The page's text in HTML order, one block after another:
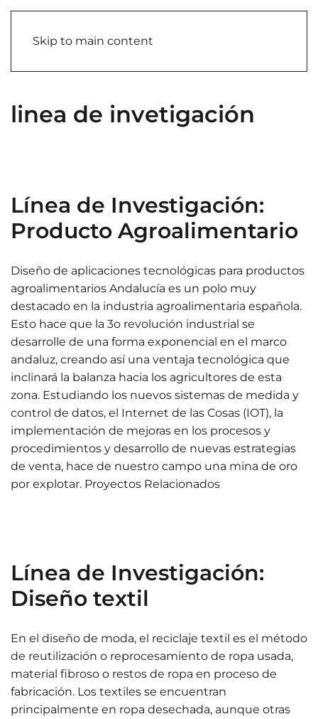
Skip to main content
linea de invetigación
Línea de Investigación:
Producto Agroalimentario
Diseño de aplicaciones tecnológicas para productos
agroalimentarios Andalucía es un polo muy
destacado en la industria agroalimentaria española.
Esto hace que la 3o revolución industrial se
desarrolle de una forma exponencial en el marco
andaluz, creando así una ventaja tecnológica que
inclinará la balanza hacia los agricultores de esta
zona. Estudiando los nuevos sistemas de medida y
control de datos, el Internet de las Cosas (IOT), la
implementación de mejoras en los procesos y
procedimientos y desarrollo de nuevas estrategias
de venta, hace de nuestro campo una mina de oro
por explotar. Proyectos Relacionados
Línea de Investigación:
Diseño textil
En el diseño de moda, el reciclaje textil es el método
de reutilización o reprocesamiento de ropa usada,
material fibroso o restos de ropa en proceso de
fabricación. Los textiles se encuentran
principalmente en ropa desechada, aunque otras